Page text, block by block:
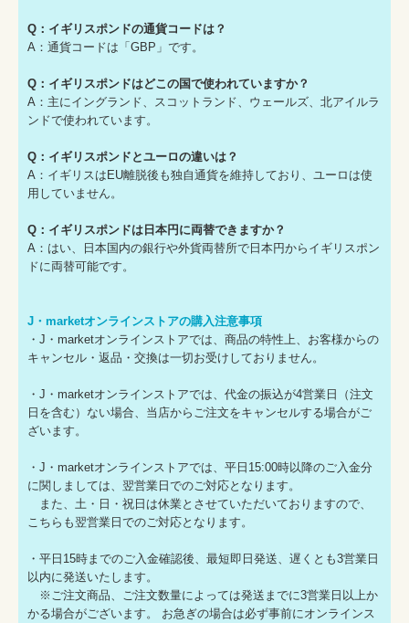
Q：イギリスポンドの通貨コードは？
A：通貨コードは「GBP」です。
Q：イギリスポンドはどこの国で使われていますか？
A：主にイングランド、スコットランド、ウェールズ、北アイルラ
ンドで使われています。
Q：イギリスポンドとユーロの違いは？
A：イギリスはEU離脱後も独自通貨を維持しており、ユーロは使
用していません。
Q：イギリスポンドは日本円に両替できますか？
A：はい、日本国内の銀行や外貨両替所で日本円からイギリスポン
ドに両替可能です。
J・marketオンラインストアの購入注意事項
・J・marketオンラインストアでは、商品の特性上、お客様からの
キャンセル・返品・交換は一切お受けしておりません。
・J・marketオンラインストアでは、代金の振込が4営業日（注文
日を含む）ない場合、当店からご注文をキャンセルする場合がご
ざいます。
・J・marketオンラインストアでは、平日15:00時以降のご入金分
に関しましては、翌営業日でのご対応となります。
また、土・日・祝日は休業とさせていただいておりますので、
こちらも翌営業日でのご対応となります。
・平日15時までのご入金確認後、最短即日発送、遅くとも3営業日
以内に発送いたします。
※ご注文商品、ご注文数量によっては発送までに3営業日以上か
かる場合がございます。 お急ぎの場合は必ず事前にオンラインス